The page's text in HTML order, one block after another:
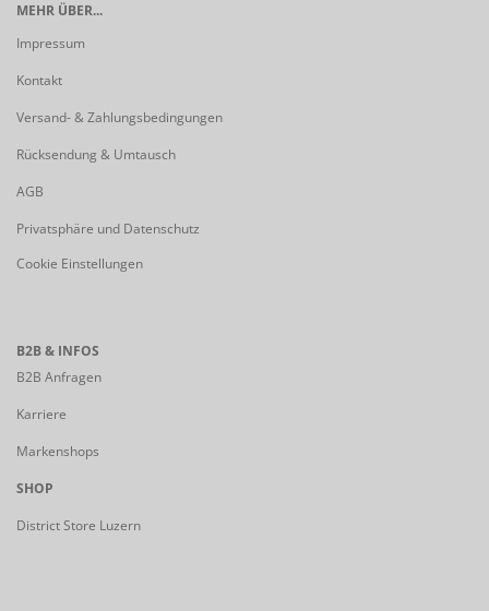
MEHR ÜBER...
Impressum
Kontakt
Versand- & Zahlungsbedingungen
Rücksendung & Umtausch
AGB
Privatsphäre und Datenschutz
Cookie Einstellungen
B2B & INFOS
B2B Anfragen
Karriere
Markenshops
SHOP
District Store Luzern